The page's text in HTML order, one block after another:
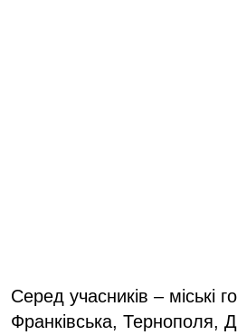
Серед учасників – міські
Франківська, Тернополя,